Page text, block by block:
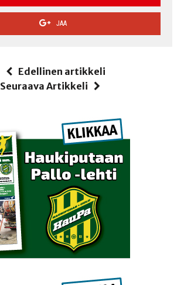
JAA
Edellinen artikkeli
Seuraava Artikkeli